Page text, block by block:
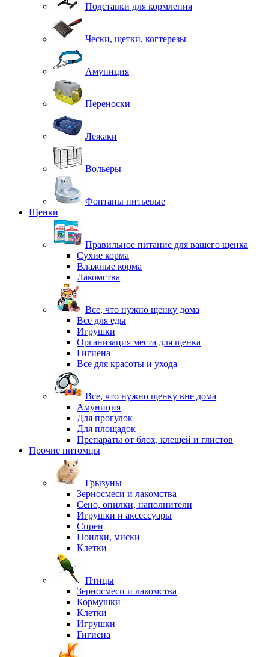
Подставки для кормления
Чески, щетки, когтерезы
Амуниция
Переноски
Лежаки
Вольеры
Фонтаны питьевые
Щенки
Правильное питание для вашего щенка
Сухие корма
Влажные корма
Лакомства
Все, что нужно щенку дома
Все для еды
Игрушки
Организация места для щенка
Гигиена
Все для красоты и ухода
Все, что нужно щенку вне дома
Амуниция
Для прогулок
Для площадок
Препараты от блох, клещей и глистов
Прочие питомцы
Грызуны
Зерносмеси и лакомства
Сено, опилки, наполнители
Игрушки и аксессуары
Спреи
Поилки, миски
Клетки
Птицы
Зерносмеси и лакомства
Кормушки
Клетки
Игрушки
Гигиена